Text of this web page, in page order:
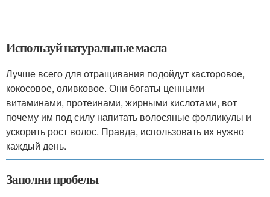
Используй натуральные масла
Лучше всего для отращивания подойдут касторовое,
кокосовое, оливковое. Они богаты ценными
витаминами, протеинами, жирными кислотами, вот
почему им под силу напитать волосяные фолликулы и
ускорить рост волос. Правда, использовать их нужно
каждый день.
Заполни пробелы